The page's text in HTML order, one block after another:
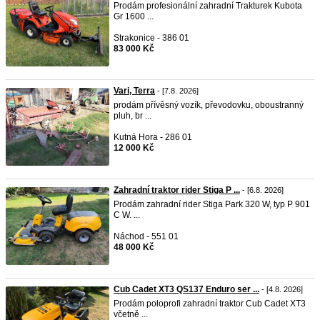
Prodám profesionální zahradní Trakturek Kubota
Gr 1600 ...
Strakonice - 386 01
83 000 Kč
Vari, Terra - [7.8. 2026]
prodám přívěsný vozík, převodovku, oboustranný
pluh, br ...
Kutná Hora - 286 01
12 000 Kč
Zahradní traktor rider Stiga P ... - [6.8. 2026]
Prodám zahradní rider Stiga Park 320 W, typ P 901
C W. ...
Náchod - 551 01
48 000 Kč
Cub Cadet XT3 QS137 Enduro ser ... - [4.8. 2026]
Prodám poloprofi zahradní traktor Cub Cadet XT3
včetně ...